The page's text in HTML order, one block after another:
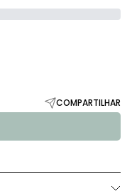
COMPARTILHAR